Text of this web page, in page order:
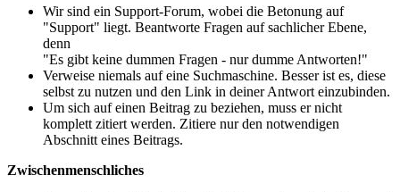
Wir sind ein Support-Forum, wobei die Betonung auf
"Support" liegt. Beantworte Fragen auf sachlicher Ebene,
denn
"Es gibt keine dummen Fragen - nur dumme Antworten!"
Verweise niemals auf eine Suchmaschine. Besser ist es, diese
selbst zu nutzen und den Link in deiner Antwort einzubinden.
Um sich auf einen Beitrag zu beziehen, muss er nicht
komplett zitiert werden. Zitiere nur den notwendigen
Abschnitt eines Beitrags.
Zwischenmenschliches